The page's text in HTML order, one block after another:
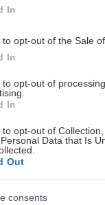
In
to opt-out of the Sale
In
to opt-out of
In
to opt-out of
Data that Is
Out
consents